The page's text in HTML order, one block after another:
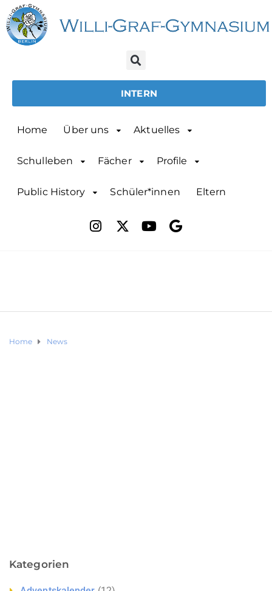
INTERN
Home Über uns Aktuelles
Schulleben Fächer Profile
Public History Schüler*innen Eltern
Home News
Kategorien